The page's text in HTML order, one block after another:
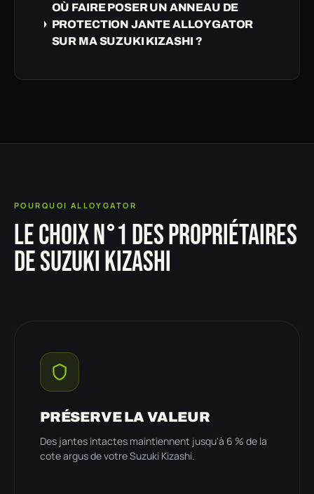
OÙ FAIRE POSER UN ANNEAU DE
PROTECTION JANTE ALLOYGATOR
SUR MA SUZUKI KIZASHI ?
POURQUOI ALLOYGATOR
LE CHOIX N°1 DES PROPRIÉTAIRES
DE SUZUKI KIZASHI
PRÉSERVE LA VALEUR
Des jantes intactes maintiennent jusqu'à 6 % de la
cote argus de votre Suzuki Kizashi.